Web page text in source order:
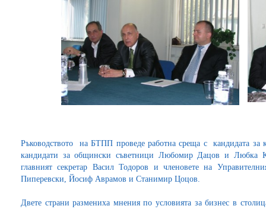
Ръководството на БТПП проведе работна среща с кандидата
кандидати за общински съветници Любомир Дацов и Любка
главният секретар Васил Тодоров и членовете на
Пиперевски, Йосиф Аврамов и Станимир Цоцов.
Двете страни размениха мнения по условията за бизнес в